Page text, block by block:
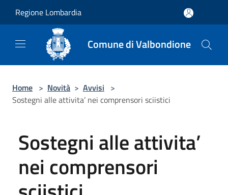
Regione Lombardia
Comune di Valbondione
Home > Novità > Avvisi >
Sostegni alle attivita’ nei comprensori sciistici
Sostegni alle attivita’
nei comprensori